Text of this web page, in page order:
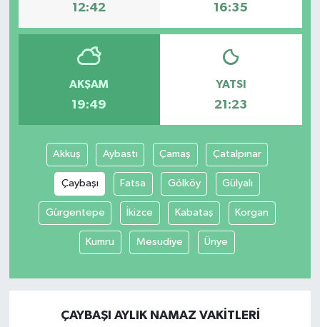
12:42 16:35
AKŞAM
19:49
YATSI
21:23
Akkuş Aybastı Çamaş Çatalpınar
Çaybaşı Fatsa Gölköy Gülyalı
Gürgentepe İkizce Kabataş Korgan
Kumru Mesudiye Ünye
ÇAYBAŞI AYLIK NAMAZ VAKITLERI